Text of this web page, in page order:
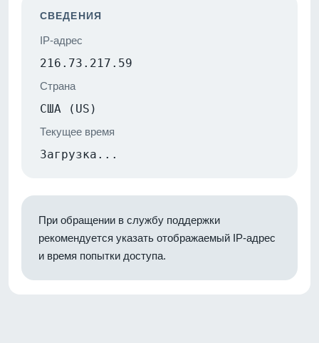
СВЕДЕНИЯ
IP-адрес
216.73.217.59
Страна
США (US)
Текущее время
Загрузка...
При обращении в службу поддержки
рекомендуется указать отображаемый IP-адрес
и время попытки доступа.